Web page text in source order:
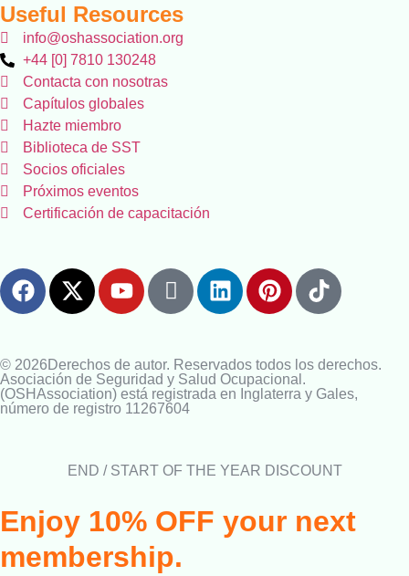
Useful Resources
info@oshassociation.org
+44 [0] 7810 130248
Contacta con nosotras
Capítulos globales
Hazte miembro
Biblioteca de SST
Socios oficiales
Próximos eventos
Certificación de capacitación
© 2026Derechos de autor. Reservados todos los derechos.
Asociación de Seguridad y Salud Ocupacional.
(OSHAssociation) está registrada en Inglaterra y Gales,
número de registro 11267604
END / START OF THE YEAR DISCOUNT
Enjoy 10% OFF your next
membership.